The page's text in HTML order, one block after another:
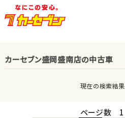
カーセブン盛岡盛南店の中古車
現在の検索結果
ページ数 1